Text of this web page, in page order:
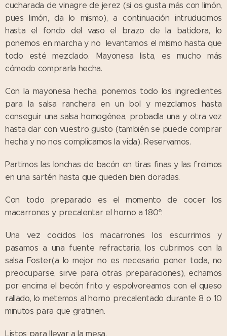
cucharada de vinagre de jerez (si os gusta más con limón,
pues limón, da lo mismo), a continuación intruducimos
hasta el fondo del vaso el brazo de la batidora, lo
ponemos en marcha y no levantamos el mismo hasta que
todo esté mezclado. Mayonesa lista, es mucho más
cómodo comprarla hecha.
Con la mayonesa hecha, ponemos todo los ingredientes
para la salsa ranchera en un bol y mezclamos hasta
conseguir una salsa homogénea, probadla una y otra vez
hasta dar con vuestro gusto (también se puede comprar
hecha y no nos complicamos la vida). Reservamos.
Partimos las lonchas de bacón en tiras finas y las freimos
en una sartén hasta que queden bien doradas.
Con todo preparado es el momento de cocer los
macarrones y precalentar el horno a 180º.
Una vez cocidos los macarrones los escurrimos y
pasamos a una fuente refractaria, los cubrimos con la
salsa Foster(a lo mejor no es necesario poner toda, no
preocuparse, sirve para otras preparaciones), echamos
por encima el becón frito y espolvoreamos con el queso
rallado, lo metemos al horno precalentado durante 8 o 10
minutos para que gratinen.
Listos para llevar a la mesa.